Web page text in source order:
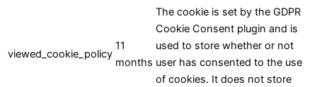
viewed_cookie_policy
11
months
The cookie is set by the GDPR
Cookie Consent plugin and is
used to store whether or not
user has consented to the use
of cookies. It does not store